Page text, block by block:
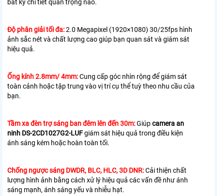
bất kỳ chi tiết quan trọng nào.
Độ phân giải tối đa:2.0 Megapixel (1920×1080) 30/25fps hình
ảnh sắc nét và chất lượng cao giúp bạn quan sát và giám sát
hiệu quả.
Ống kính 2.8mm/ 4mm:Cung cấp góc nhìn rộng để giám sát
toàn cảnh hoặc tập trung vào vị trí cụ thể tuỳ theo nhu cầu của
bạn.
Tầm xa đèn trợ sáng ban đêm lên đến 30m:Giúpcameraan
ninh DS-2CD1027G2-LUFgiám sát hiệu quả trong điều kiện
ánh sáng kém hoặc hoàn toàn tối.
Chống ngược sáng DWDR, BLC, HLC, 3D DNR:Cải thiện chất
lượng hình ảnh bằng cách xử lý hiệu quả các vấn đề như ánh
sáng mạnh, ánh sáng yếu và nhiễu hạt.